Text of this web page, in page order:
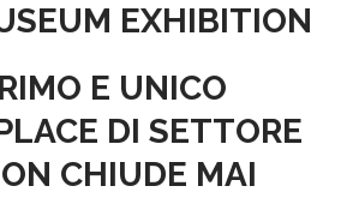
EXHIBITION
E UNICO
DI SETTORE
CHIUDE MAI